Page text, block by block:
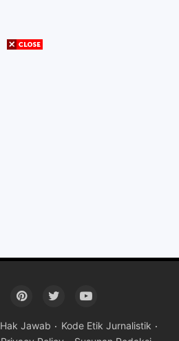
Hak Jawab
Kode Etik Jurnalistik